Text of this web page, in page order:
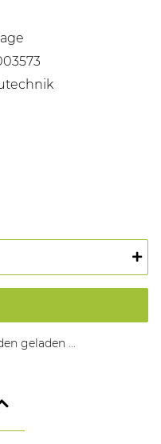
geladen ...